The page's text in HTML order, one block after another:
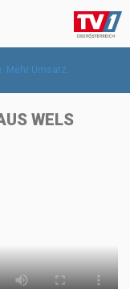
WELS